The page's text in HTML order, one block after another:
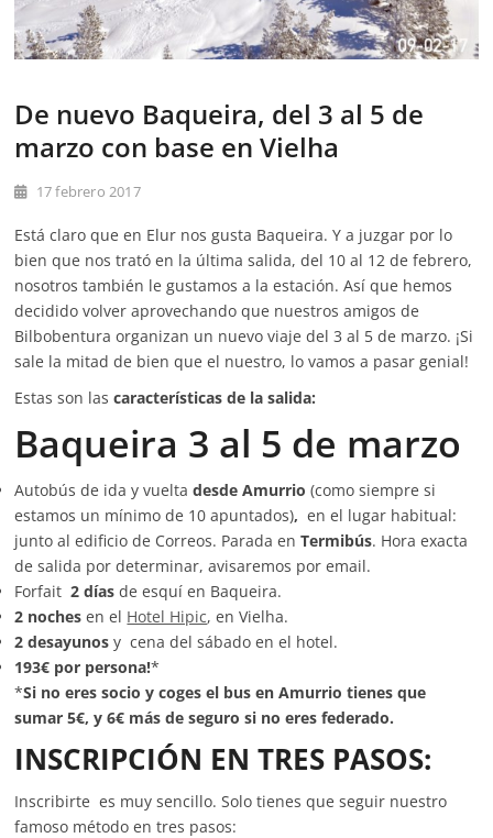
De nuevo Baqueira, del 3 al 5 de
marzo con base en Vielha
17 febrero 2017
Está claro que en Elur nos gusta Baqueira. Y a juzgar por lo
bien que nos trató en la última salida, del 10 al 12 de febrero,
nosotros también le gustamos a la estación. Así que hemos
decidido volver aprovechando que nuestros amigos de
Bilbobentura organizan un nuevo viaje del 3 al 5 de marzo. ¡Si
sale la mitad de bien que el nuestro, lo vamos a pasar genial!
Estas son lascaracterísticas de la salida:
Baqueira 3 al 5 de marzo
Autobús de ida y vueltadesde Amurrio(como siempre si
estamos un mínimo de 10 apuntados), en el lugar habitual:
junto al edificio de Correos. Parada enTermibús. Hora exacta
de salida por determinar, avisaremos por email.
Forfait 2 días de esquí en Baqueira.
2 nochesen el Hotel Hipic, en Vielha.
2 desayunosy cena del sábado en el hotel.
193€ por persona!*
*Si no eres socio y coges el bus en Amurrio tienes que
sumar 5€, y 6€ más de seguro si no eres federado.
INSCRIPCIÓN EN TRES PASOS:
Inscribirte es muy sencillo. Solo tienes que seguir nuestro
famoso método en tres pasos: